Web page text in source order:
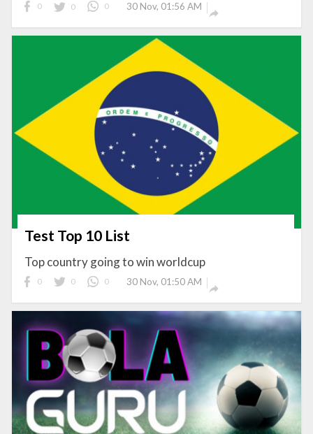
0 0 0 30 Nov, 01:56 AM

Test Top 10 List
Top country going to win worldcup
0 0 0 30 Nov, 01:50 AM
